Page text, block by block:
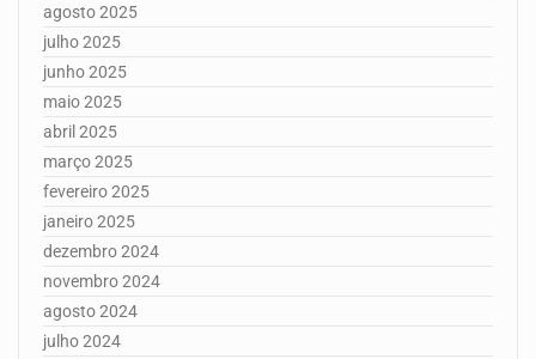
agosto 2025
julho 2025
junho 2025
maio 2025
abril 2025
março 2025
fevereiro 2025
janeiro 2025
dezembro 2024
novembro 2024
agosto 2024
julho 2024